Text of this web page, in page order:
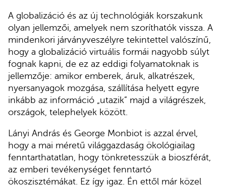
A globalizáció és az új technológiák korszakunk
olyan jellemzői, amelyek nem szoríthatók vissza. A
mindenkori járványveszélyre tekintettel valószínű,
hogy a globalizáció virtuális formái nagyobb súlyt
fognak kapni, de ez az eddigi folyamatoknak is
jellemzője: amikor emberek, áruk, alkatrészek,
nyersanyagok mozgása, szállítása helyett egyre
inkább az információ „utazik” majd a világrészek,
országok, telephelyek között.
Lányi András és George Monbiot is azzal érvel,
hogy a mai méretű világgazdaság ökológiailag
fenntarthatatlan, hogy tönkretesszük a bioszférát,
az emberi tevékenységet fenntartó
ökoszisztémákat. Ez így igaz. Én ettől már közel